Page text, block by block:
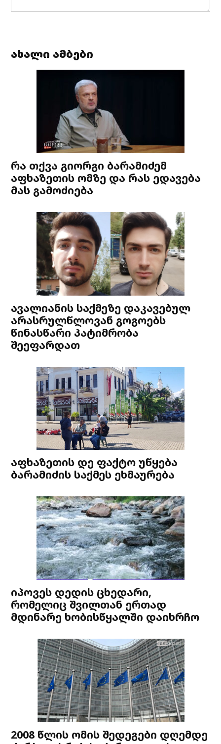
ახალი ამბები
რა თქვა გიორგი ბარამიძემ
აფხაზეთის ომზე და რას ედავება
მას გამოძიება
ავალიანის საქმეზე დაკავებულ
არასრულწლოვან გოგოებს
წინასწარი პატიმრობა
შეეფარდათ
აფხაზეთის დე ფაქტო უწყება
ბარამიძის საქმეს ეხმაურება
იპოვეს დედის ცხედარი,
რომელიც შვილთან ერთად
მდინარე ხობისწყალში დაიხრჩო
2008 წლის ომის შედეგები დღემდე